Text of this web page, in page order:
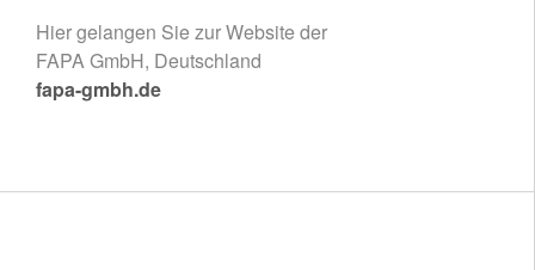
Hier gelangen Sie zur Website der
FAPA GmbH, Deutschland
fapa-gmbh.de